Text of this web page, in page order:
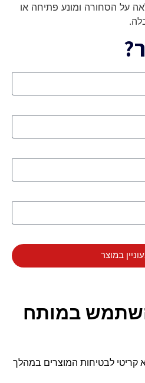
על הסחורה ומונע פתיחה או
במוצר
במותח
קריטי לבטיחות המוצרים במהלך